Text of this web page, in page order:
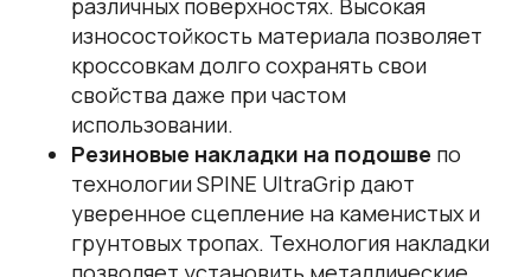
различных поверхностях. Высокая
износостойкость материала позволяет
кроссовкам долго сохранять свои
свойства даже при частом
использовании.
Резиновые накладки на подошве по
технологии SPINE UltraGrip дают
уверенное сцепление на каменистых и
грунтовых тропах. Технология накладки